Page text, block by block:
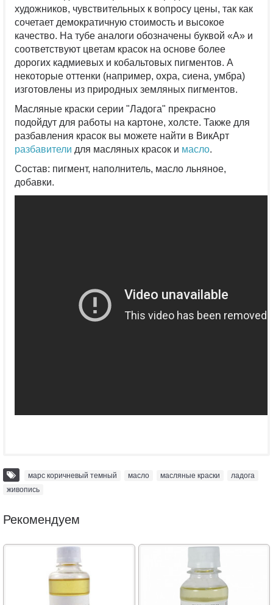
художников, чувствительных к вопросу цены, так как
сочетает демократичную стоимость и высокое
качество. На тубе аналоги обозначены буквой «А» и
соответствуют цветам красок на основе более
дорогих кадмиевых и кобальтовых пигментов. А
некоторые оттенки (например, охра, сиена, умбра)
изготовлены из природных земляных пигментов.
Масляные краски серии "Ладога" прекрасно
подойдут для работы на картоне, холсте. Также для
разбавления красок вы можете найти в ВикАрт
разбавители для масляных красок и масло.
Состав: пигмент, наполнитель, масло льняное,
добавки.
марс коричневый темный масло масляные краски ладога
живопись
Рекомендуем